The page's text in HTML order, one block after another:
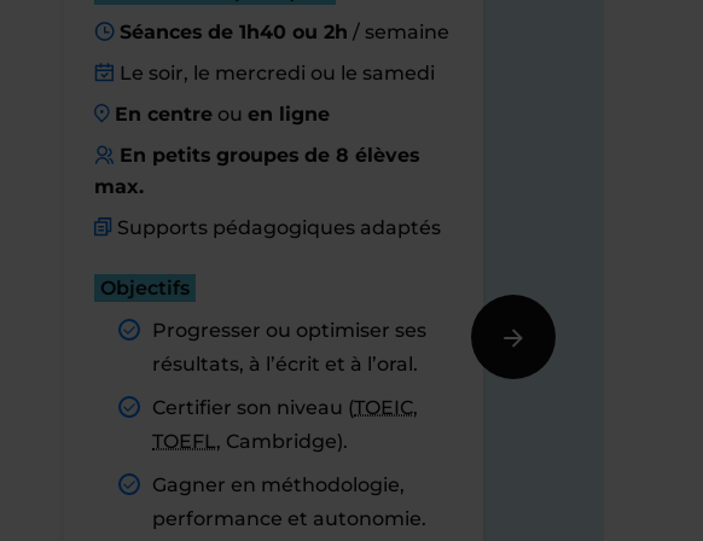
Séances de 1h40 ou 2h / semaine
Le soir, le mercredi ou le samedi
En centre ouen ligne
En petits groupes de 8 élèves
max.
Supports pédagogiques adaptés
Objectifs
Progresser ou optimiser ses
résultats, à l’écrit et à l’oral.
Certifier son niveau (TOEIC,
TOEFL, Cambridge).
Gagner en méthodologie,
performance et autonomie.